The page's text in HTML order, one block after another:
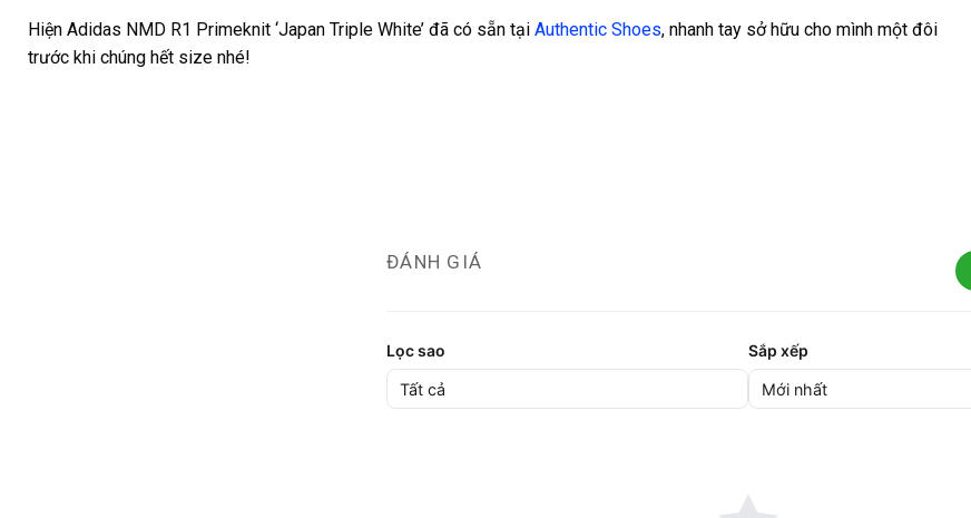
Hiện Adidas NMD R1 Primeknit ‘Japan Triple White’ đã có sẵn tại Authentic Shoes, nhanh tay sở hữu cho mình một đôi
trước khi chúng hết size nhé!
ĐÁNH GIÁ
Lọc sao Sắp xếp